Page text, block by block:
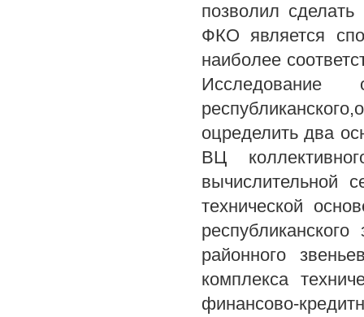
позволил
ФКО является
наиболее
Исследование
оцределить два
ВЦ
вычислительной
технической
районного
комплекса
финансово-